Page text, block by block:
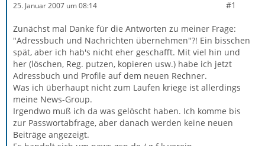
25. Januar 2007 um 08:14 #1
Zunächst mal Danke für die Antworten zu meiner Frage:
"Adressbuch und Nachrichten übernehmen"?! Ein bisschen
spät, aber ich hab's nicht eher geschafft. Mit viel hin und
her (löschen, Reg. putzen, kopieren usw.) habe ich jetzt
Adressbuch und Profile auf dem neuen Rechner.
Was ich überhaupt nicht zum Laufen kriege ist allerdings
meine News-Group.
Irgendwo muß ich da was gelöscht haben. Ich komme bis
zur Passwortabfrage, aber danach werden keine neuen
Beiträge angezeigt.